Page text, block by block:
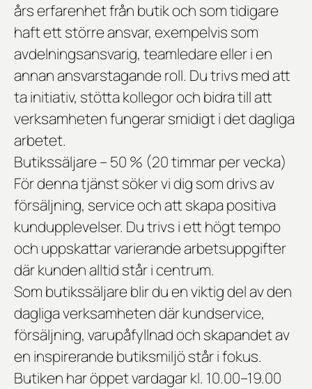
års erfarenhet från butik och som tidigare
haft ett större ansvar, exempelvis som
avdelningsansvarig, teamledare eller i en
annan ansvarstagande roll. Du trivs med att
ta initiativ, stötta kollegor och bidra till att
verksamheten fungerar smidigt i det dagliga
arbetet.
Butikssäljare – 50 % (20 timmar per vecka)
För denna tjänst söker vi dig som drivs av
försäljning, service och att skapa positiva
kundupplevelser. Du trivs i ett högt tempo
och uppskattar varierande arbetsuppgifter
där kunden alltid står i centrum.
Som butikssäljare blir du en viktig del av den
dagliga verksamheten där kundservice,
försäljning, varupåfyllnad och skapandet av
en inspirerande butiksmiljö står i fokus.
Butiken har öppet vardagar kl. 10.00–19.00